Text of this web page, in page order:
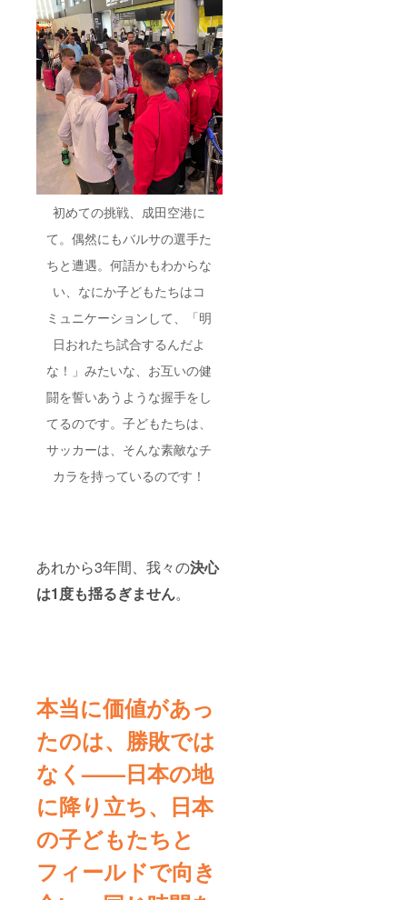
初めての挑戦、成田空港に
て。偶然にもバルサの選手た
ちと遭遇。何語かもわからな
い、なにか子どもたちはコ
ミュニケーションして、「明
日おれたち試合するんだよ
な！」みたいな、お互いの健
闘を誓いあうような握手をし
てるのです。子どもたちは、
サッカーは、そんな素敵なチ
カラを持っているのです！
あれから3年間、我々の決心
は1度も揺るぎません。
本当に価値があっ
たのは、勝敗では
なく——日本の地
に降り立ち、日本
の子どもたちと
フィールドで向き